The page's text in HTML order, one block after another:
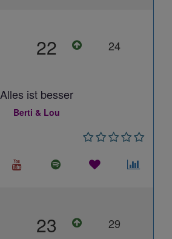
22 24
Alles ist besser
Berti & Lou
23 29